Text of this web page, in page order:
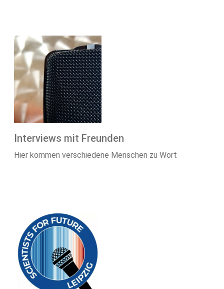
Interviews mit Freunden
Hier kommen verschiedene Menschen zu Wort